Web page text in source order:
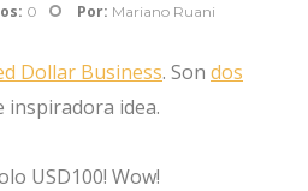
0 Por: Mariano Ruani
Dollar Business. Son dos
inspiradora idea.
USD100! Wow!